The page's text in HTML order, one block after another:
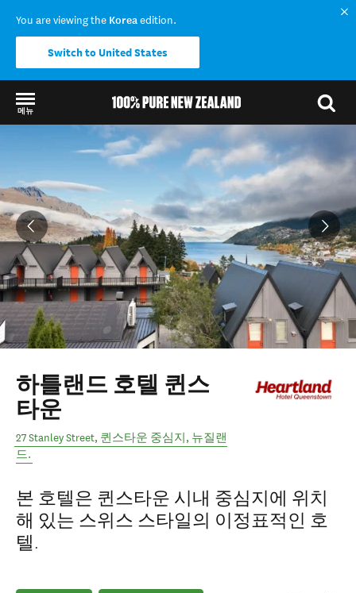
You are viewing the Koreaedition.
Switch to United States
메뉴
Back to my results
하틀랜드 호텔 퀸스
타운
27 Stanley Street, 퀸스타운 중심지 , 뉴질랜
드.
본 호텔은 퀸스타운 시내 중심지에 위치
해 있는 스위스 스타일의 이정표적인 호
텔.